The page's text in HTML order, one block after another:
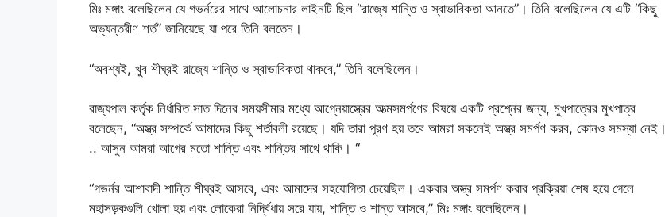
মিঃ মঙ্গাং বলেছিলেন যে গভর্নরের সাথে আলোচনার লাইনটি ছিল “রাজ্যে শান্তি ও স্বাভাবিকতা আনতে”। তিনি বলেছিলেন যে এটি “কিছু
অভ্যন্তরীণ শর্ত” জানিয়েছে যা পরে তিনি বলতেন।
“অবশ্যই, খুব শীঘ্রই রাজ্যে শান্তি ও স্বাভাবিকতা থাকবে,” তিনি বলেছিলেন।
রাজ্যপাল কর্তৃক নির্ধারিত সাত দিনের সময়সীমার মধ্যে আগ্নেয়াস্ত্রের আত্মসমর্পণের বিষয়ে একটি প্রশ্নের জন্য, মুখপাত্রের মুখপাত্র
বলেছেন, “অস্ত্র সম্পর্কে আমাদের কিছু শর্তাবলী রয়েছে। যদি তারা পূরণ হয় তবে আমরা সকলেই অস্ত্র সমর্পণ করব, কোনও সমস্যা নেই।
.. আসুন আমরা আগের মতো শান্তি এবং শান্তির সাথে থাকি। “
“গভর্নর আশাবাদী শান্তি শীঘ্রই আসবে, এবং আমাদের সহযোগিতা চেয়েছিল। একবার অস্ত্র সমর্পণ করার প্রক্রিয়া শেষ হয়ে গেলে
মহাসড়কগুলি খোলা হয় এবং লোকেরা নির্দ্বিধায় সরে যায়, শান্তি ও শান্ত আসবে,” মিঃ মঙ্গাং বলেছিলেন।